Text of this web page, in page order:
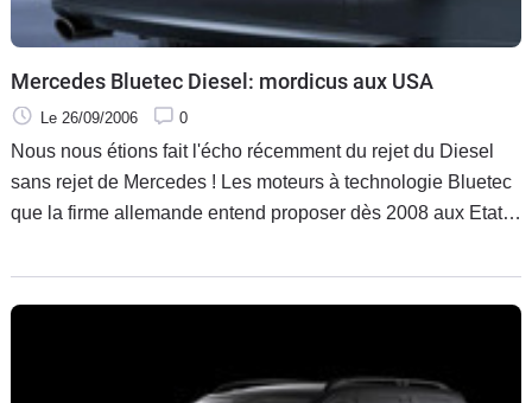
Mercedes Bluetec Diesel: mordicus aux USA
Le 26/09/2006 0
Nous nous étions fait l'écho récemment du rejet du Diesel
sans rejet de Mercedes ! Les moteurs à technologie Bluetec
que la firme allemande entend proposer dès 2008 aux Etats
les